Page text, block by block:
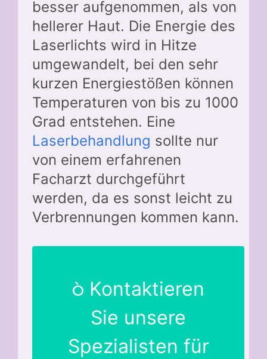
besser aufgenommen, als von
hellerer Haut. Die Energie des
Laserlichts wird in Hitze
umgewandelt, bei den sehr
kurzen Energiestößen können
Temperaturen von bis zu 1000
Grad entstehen. Eine
Laserbehandlung sollte nur
von einem erfahrenen
Facharzt durchgeführt
werden, da es sonst leicht zu
Verbrennungen kommen kann.
Kontaktieren
Sie unsere
Spezialisten für